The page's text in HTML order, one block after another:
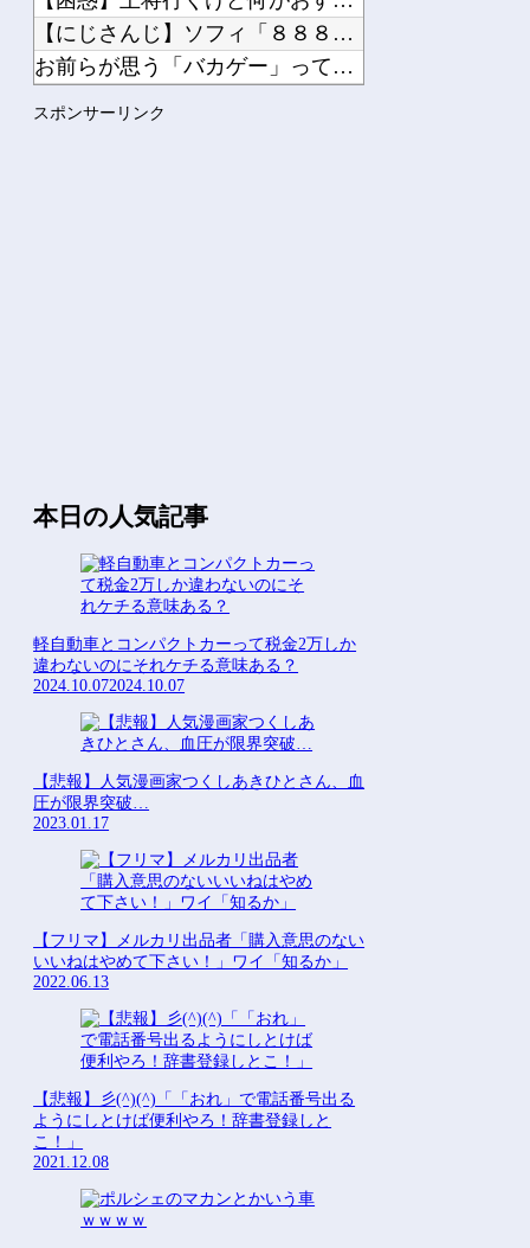
【にじさんじ】ソフィ「８８８✨ ぞろ目ってなんか嬉しくなるよ...
お前らが思う「バカゲー」って何？他
スポンサーリンク
本日の人気記事
軽自動車とコンパクトカーって税金2万しか
違わないのにそれケチる意味ある？
2024.10.072024.10.07
【悲報】人気漫画家つくしあきひとさん、血
圧が限界突破…
2023.01.17
【フリマ】メルカリ出品者「購入意思のない
いいねはやめて下さい！」ワイ「知るか」
2022.06.13
【悲報】彡(^)(^)「「おれ」で電話番号出る
ようにしとけば便利やろ！辞書登録しと
こ！」
2021.12.08